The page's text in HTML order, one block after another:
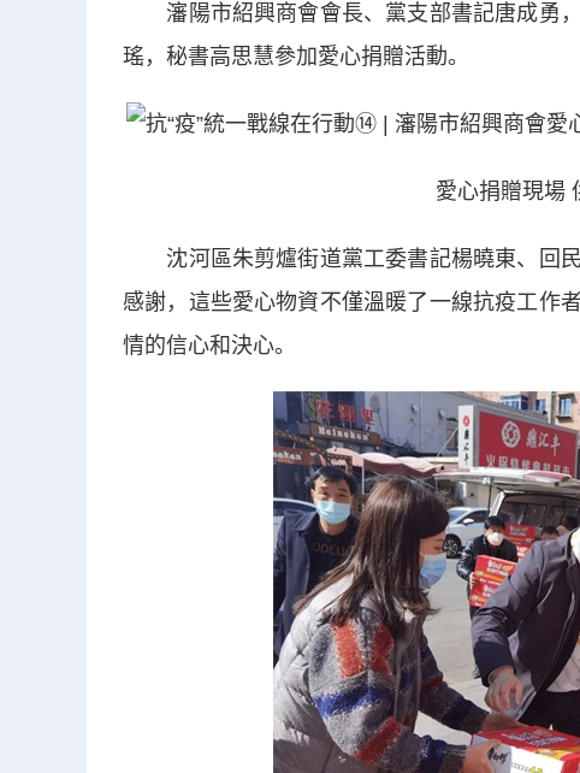
瀋陽市紹興商會會長、黨支部書記唐成勇，
瑤，秘書高思慧參加愛心捐贈活動。
愛心捐贈現場
沈河區朱剪爐街道黨工委書記楊曉東、回民
感謝，這些愛心物資不僅溫暖了一線抗疫工作
情的信心和決心。